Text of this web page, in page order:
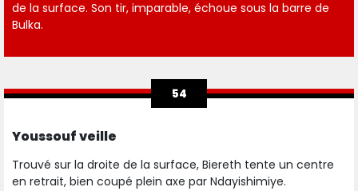
de la surface. Son tir, imparable, échoue sous la barre de
Bulka.
54
Youssouf veille
Trouvé sur la droite de la surface, Biereth tente un centre
en retrait, bien coupé plein axe par Ndayishimiye.